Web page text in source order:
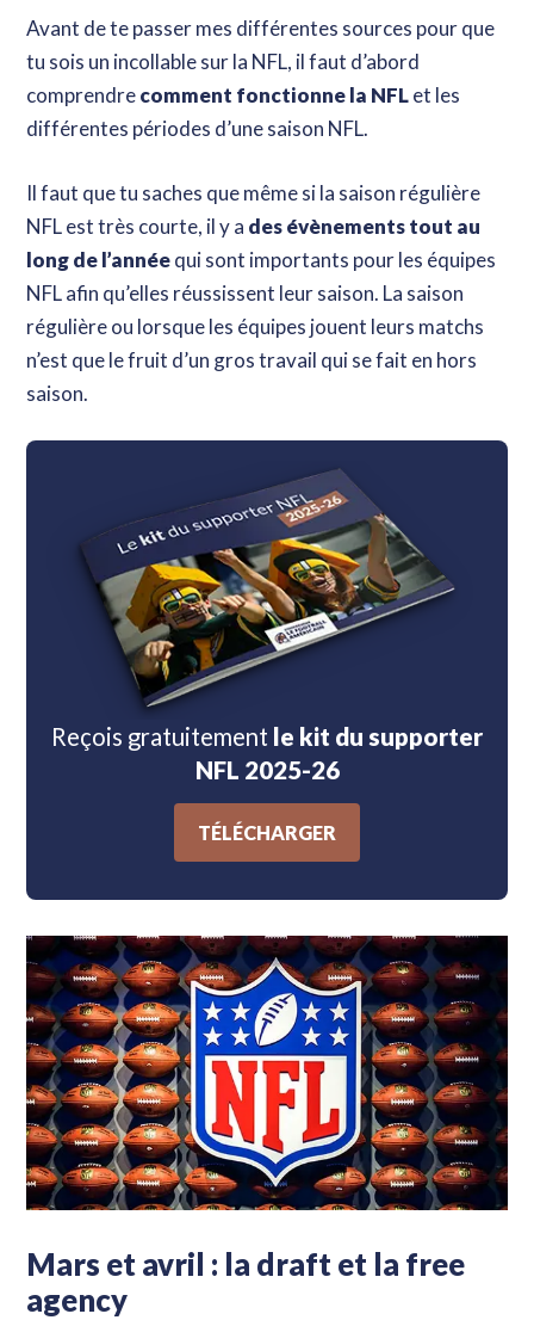
Avant de te passer mes différentes sources pour que
tu sois un incollable sur la NFL, il faut d’abord
comprendrecomment fonctionne la NFLet les
différentes périodes d’une saison NFL.
Il faut que tu saches que même si la saison régulière
NFL est très courte, il y a des évènements tout au
long de l’annéequi sont importants pour les équipes
NFL afin qu’elles réussissent leur saison. La saison
régulière ou lorsque les équipes jouent leurs matchs
n’est que le fruit d’un gros travail qui se fait en hors
saison.
Reçois gratuitement le kit du supporter
NFL 2025-26
TÉLÉCHARGER
Mars et avril : la draft et la free
agency